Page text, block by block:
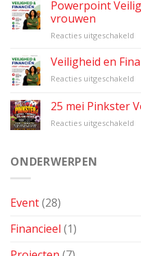
Powerpoint
vrouwen
Reacties uitgeschakeld
&
Veiligheid en
Reacties uitgeschakeld
en
25 mei Pinkster
Reacties uitgeschakeld
ONDERWERPEN
Event(28)
Financieel (1)